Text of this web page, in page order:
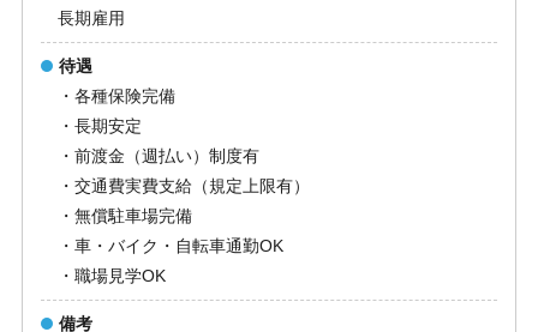
長期雇用
待遇
・各種保険完備
・長期安定
・前渡金（週払い）制度有
・交通費実費支給（規定上限有）
・無償駐車場完備
・車・バイク・自転車通勤OK
・職場見学OK
備考